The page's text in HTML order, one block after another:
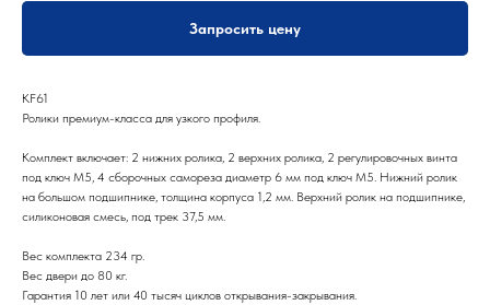
Запросить цену
KF61
Ролики премиум-класса для узкого профиля.
Комплект включает: 2 нижних ролика, 2 верхних ролика, 2 регулировочных винта
под ключ М5, 4 сборочных самореза диаметр 6 мм под ключ М5. Нижний ролик
на большом подшипнике, толщина корпуса 1,2 мм. Верхний ролик на подшипнике,
силиконовая смесь, под трек 37,5 мм.
Вес комплекта 234 гр.
Вес двери до 80 кг.
Гарантия 10 лет или 40 тысяч циклов открывания-закрывания.